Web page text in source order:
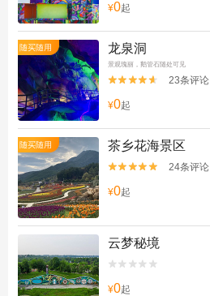
¥0起
随买随用 龙泉洞
景观瑰丽，鹅管石随处可见

 23条评论
¥0起
随买随用 茶乡花海景区

 24条评论
¥0起
云梦秘境


¥0起